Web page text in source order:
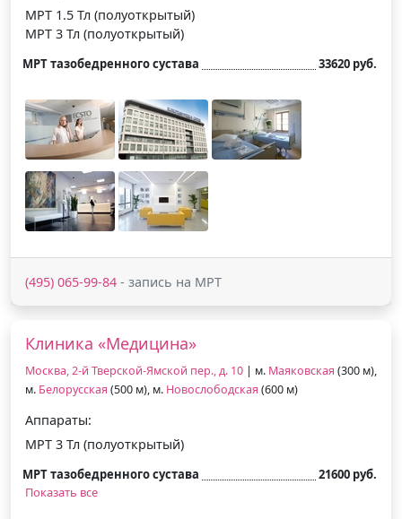
МРТ 1.5 Тл (полуоткрытый)
МРТ 3 Тл (полуоткрытый)
МРТ тазобедренного сустава 33620 руб.
(495) 065-99-84 - запись на МРТ
Клиника «Медицина»
Москва, 2-й Тверской-Ямской пер., д. 10 | м. Маяковская (300 м),
м. Белорусская (500 м), м. Новослободская (600 м)
Аппараты:
МРТ 3 Тл (полуоткрытый)
МРТ тазобедренного сустава
21600 руб.
Показать все